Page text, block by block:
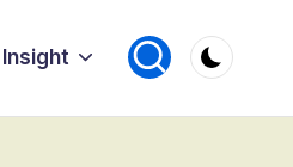
Insight